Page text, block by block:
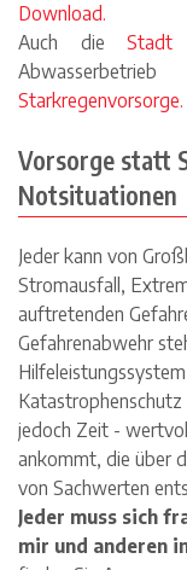
Download.
Auch dieStadt
Starkregenvorsorge.
Vorsorge statt
Notsituationen
Jeder kann von
Stromausfall,
auftretenden
Gefahrenabwehr
jedoch Zeit -
ankommt, die über
von Sachwerten
Jeder muss sich
mir und anderen